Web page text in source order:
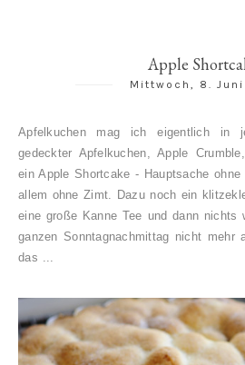
Apple
Mittwoch, 8. Juni
Apfelkuchen mag ich eigentlich in
gedeckter Apfelkuchen, Apple
ein Apple Shortcake - Hauptsache
allem ohne Zimt. Dazu noch ein
eine große Kanne Tee und dann
ganzen Sonntagnachmittag nicht
das ...